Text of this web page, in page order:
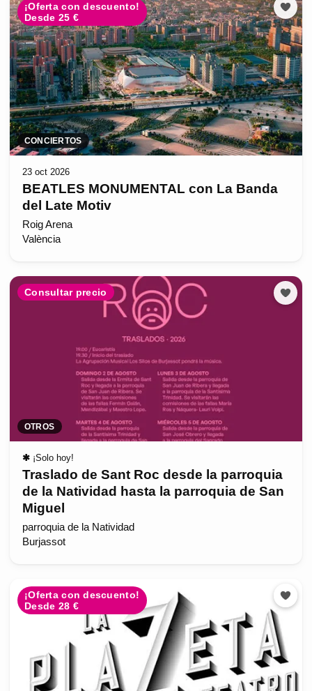
¡Oferta con descuento!
Desde 25 €
CONCIERTOS
23 oct 2026
BEATLES MONUMENTAL con La Banda
del Late Motiv
Roig Arena
València
Consultar precio
OTROS
✱ ¡Solo hoy!
Traslado de Sant Roc desde la parroquia
de la Natividad hasta la parroquia de San
Miguel
parroquia de la Natividad
Burjassot
¡Oferta con descuento!
Desde 28 €